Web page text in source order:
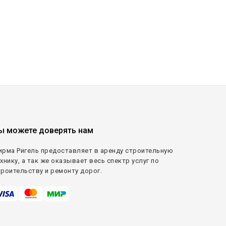
можете доверять нам
Ригель предоставляет в аренду строительную
а так же оказывает весь спектр услуг по
и ремонту дорог.